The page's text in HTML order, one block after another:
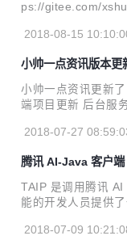
ps://gitee.com/
e.com/xshuai/ai/
blob/master/
2018-08-15
小帅一点资讯版本更
小帅一点资讯更新
端项目更新 后台服
2018-07-27
腾讯 AI-Java 客户
TAIP 是调用腾讯
能的开发人员提供
检索接口 优图手写
2018-07-09